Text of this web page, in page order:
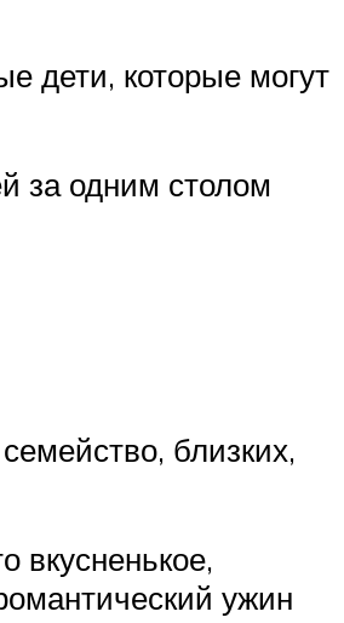
дети, которые могут
за одним столом
близких,
вкусненькое,
ужин